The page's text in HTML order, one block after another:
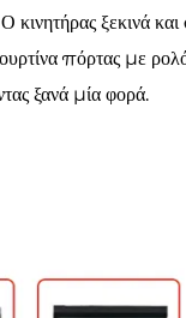
ξεκινά
πόρτας με
ξανά μία φορά.